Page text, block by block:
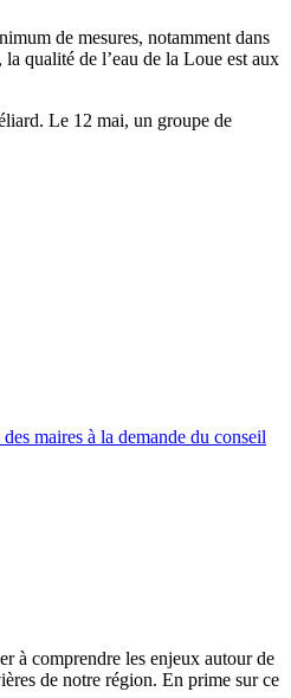
de mesures, notamment dans
qualité de l’eau de la Loue est aux
Le 12 mai, un groupe de
maires à la demande du conseil
à comprendre les enjeux autour de
de notre région. En prime sur ce